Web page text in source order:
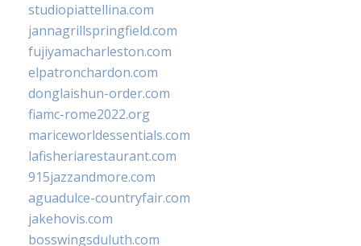
studiopiattellina.com
jannagrillspringfield.com
fujiyamacharleston.com
elpatronchardon.com
donglaishun-order.com
fiamc-rome2022.org
mariceworldessentials.com
lafisheriarestaurant.com
915jazzandmore.com
aguadulce-countryfair.com
jakehovis.com
bosswingsduluth.com